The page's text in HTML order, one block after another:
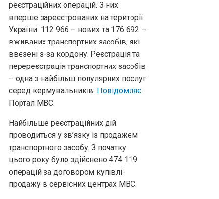
реєстраційних операцій. З них
вперше зареєстрованих на території
України: 112 966 – нових та 176 692 –
вживаних транспортних засобів, які
ввезені з-за кордону. Реєстрація та
перереєстрація транспортних засобів
– одна з найбільш популярних послуг
серед кермувальників. Повідомляє
Портал МВС.
Найбільше реєстраційних дій
проводиться у зв’язку із продажем
транспортного засобу. З початку
цього року було здійснено 474 119
операцій за договором купівлі-
продажу в сервісних центрах МВС.